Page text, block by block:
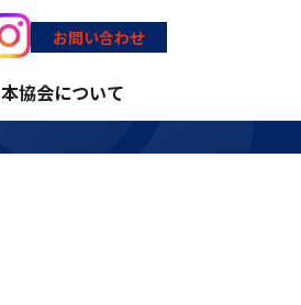
お問い合わせ
本協会について